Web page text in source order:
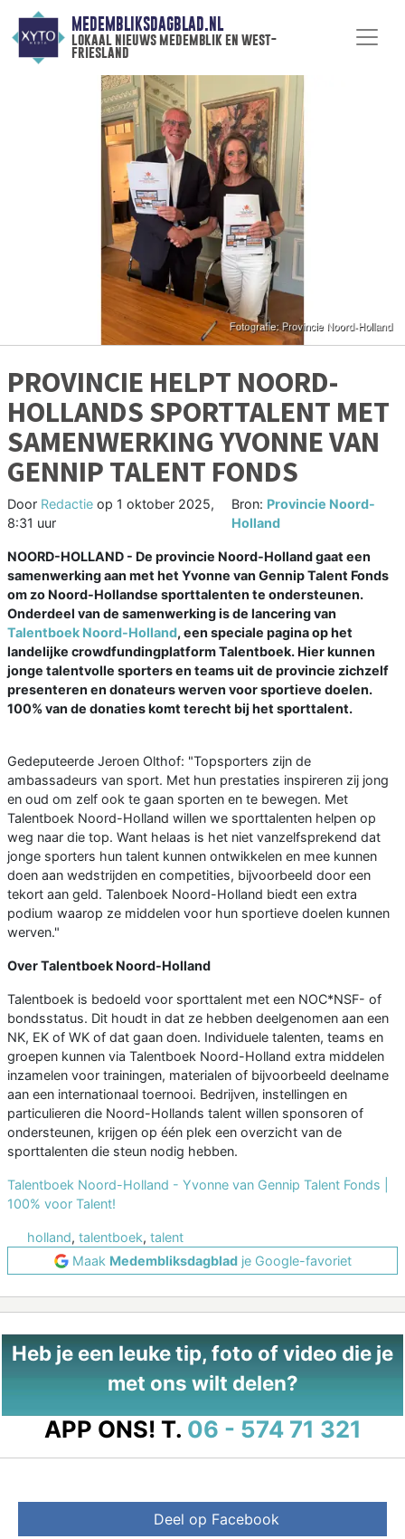
MEDEMBLIKSDAGBLAD.NL
lokaal nieuws medemblik en west-
friesland
PROVINCIE HELPT NOORD-
HOLLANDS SPORTTALENT MET
SAMENWERKING YVONNE VAN
GENNIP TALENT FONDS
Door Redactie op 1 oktober 2025,
8:31 uur
Bron: Provincie Noord-
Holland
NOORD-HOLLAND - De provincie Noord-Holland gaat een
samenwerking aan met het Yvonne van Gennip Talent Fonds
om zo Noord-Hollandse sporttalenten te ondersteunen.
Onderdeel van de samenwerking is de lancering van
Talentboek Noord-Holland, een speciale pagina op het
landelijke crowdfundingplatform Talentboek. Hier kunnen
jonge talentvolle sporters en teams uit de provincie zichzelf
presenteren en donateurs werven voor sportieve doelen.
100% van de donaties komt terecht bij het sporttalent.
Gedeputeerde Jeroen Olthof: "Topsporters zijn de
ambassadeurs van sport. Met hun prestaties inspireren zij jong
en oud om zelf ook te gaan sporten en te bewegen. Met
Talentboek Noord-Holland willen we sporttalenten helpen op
weg naar die top. Want helaas is het niet vanzelfsprekend dat
jonge sporters hun talent kunnen ontwikkelen en mee kunnen
doen aan wedstrijden en competities, bijvoorbeeld door een
tekort aan geld. Talenboek Noord-Holland biedt een extra
podium waarop ze middelen voor hun sportieve doelen kunnen
werven."
Over Talentboek Noord-Holland
Talentboek is bedoeld voor sporttalent met een NOC*NSF- of
bondsstatus. Dit houdt in dat ze hebben deelgenomen aan een
NK, EK of WK of dat gaan doen. Individuele talenten, teams en
groepen kunnen via Talentboek Noord-Holland extra middelen
inzamelen voor trainingen, materialen of bijvoorbeeld deelname
aan een internationaal toernooi. Bedrijven, instellingen en
particulieren die Noord-Hollands talent willen sponsoren of
ondersteunen, krijgen op één plek een overzicht van de
sporttalenten die steun nodig hebben.
Talentboek Noord-Holland - Yvonne van Gennip Talent Fonds |
100% voor Talent!
holland, talentboek, talent
Maak Medembliksdagbladje Google-favoriet
Heb je een leuke tip, foto of video die je
met ons wilt delen?
APP ONS! T. 06 - 574 71 321
Deel op Facebook